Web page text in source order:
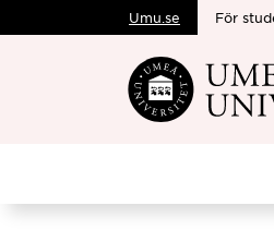
Hoppa direkt
Umu.se För